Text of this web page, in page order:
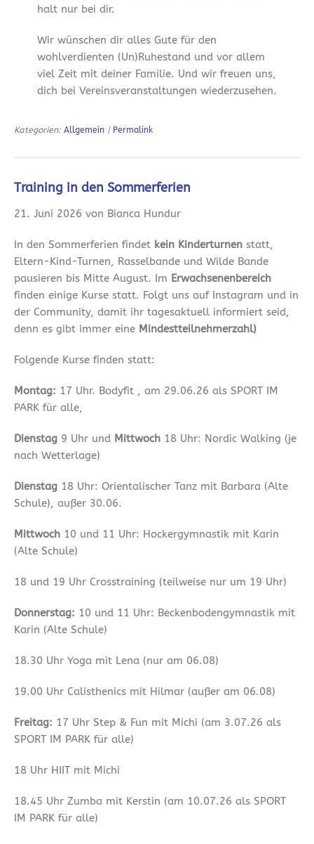
halt nur bei dir.
Wir wünschen dir alles Gute für den
wohlverdienten (Un)Ruhestand und vor allem
viel Zeit mit deiner Familie. Und wir freuen uns,
dich bei Vereinsveranstaltungen wiederzusehen.
Kategorien: Allgemein | Permalink
Training in den Sommerferien
21. Juni 2026 von Bianca Hundur
In den Sommerferien findet kein Kinderturnen statt,
Eltern-Kind-Turnen, Rasselbande und Wilde Bande
pausieren bis Mitte August. Im Erwachsenenbereich
finden einige Kurse statt. Folgt uns auf Instagram und in
der Community, damit ihr tagesaktuell informiert seid,
denn es gibt immer eine Mindestteilnehmerzahl)
Folgende Kurse finden statt:
Montag: 17 Uhr. Bodyfit , am 29.06.26 als SPORT IM
PARK für alle,
Dienstag 9 Uhr und Mittwoch 18 Uhr: Nordic Walking (je
nach Wetterlage)
Dienstag 18 Uhr: Orientalischer Tanz mit Barbara (Alte
Schule), außer 30.06.
Mittwoch 10 und 11 Uhr: Hockergymnastik mit Karin
(Alte Schule)
18 und 19 Uhr Crosstraining (teilweise nur um 19 Uhr)
Donnerstag: 10 und 11 Uhr: Beckenbodengymnastik mit
Karin (Alte Schule)
18.30 Uhr Yoga mit Lena (nur am 06.08)
19.00 Uhr Calisthenics mit Hilmar (außer am 06.08)
Freitag: 17 Uhr Step & Fun mit Michi (am 3.07.26 als
SPORT IM PARK für alle)
18 Uhr HIIT mit Michi
18.45 Uhr Zumba mit Kerstin (am 10.07.26 als SPORT
IM PARK für alle)